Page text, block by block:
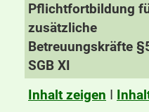
Pflichtfortbildung
zusätzliche
Betreuungskräfte
SGB XI
Inhalt zeigen I